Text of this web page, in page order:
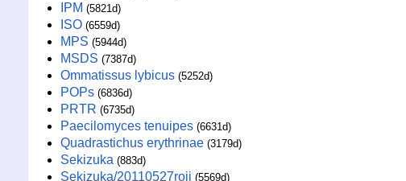
IPM (5821d)
ISO (6559d)
MPS (5944d)
MSDS (7387d)
Ommatissus lybicus (5252d)
POPs (6836d)
PRTR (6735d)
Paecilomyces tenuipes (6631d)
Quadrastichus erythrinae (3179d)
Sekizuka (883d)
Sekizuka/20110527roji (5569d)